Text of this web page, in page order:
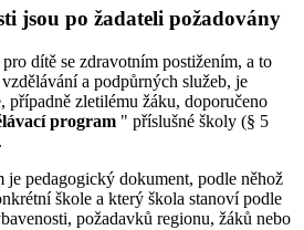
jsou po žadateli požadovány
dítě se zdravotním postižením, a to
a podpůrných služeb, je
případně zletilému žáku, doporučeno
program " příslušné školy (§ 5
je pedagogický dokument, podle něhož
škole a který škola stanoví podle
požadavků regionu, žáků nebo